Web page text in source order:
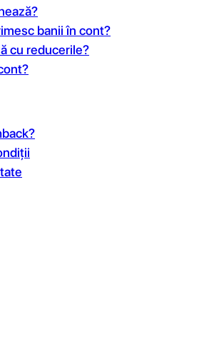
banii în cont?
cu reducerile?